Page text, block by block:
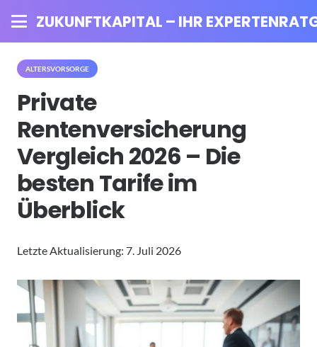
ZUKUNFTKAPITAL – IHR
ALTERSVORSORGE
Private
Rentenversicherung
Vergleich 2026 – Die
besten Tarife im
Überblick
Letzte Aktualisierung: 7. Juli 2026